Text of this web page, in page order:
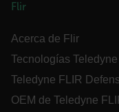
Flir
Acerca de Flir
Tecnologías Teledyne
Teledyne FLIR
OEM de Teledyne
funcionalidad
inicio de
cuentas. El
correctamente
necesarias.